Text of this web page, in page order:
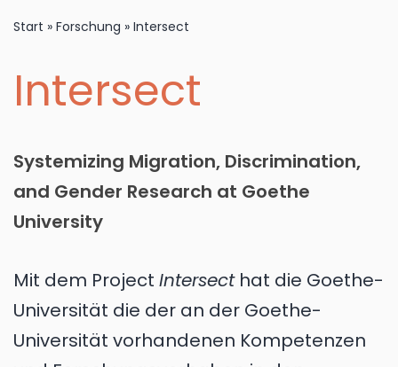
Start » Forschung » Intersect
Intersect
Systemizing Migration, Discrimination,
and Gender Research at Goethe
University
Mit dem Project Intersecthat die Goethe-
Universität die der an der Goethe-
Universität vorhandenen Kompetenzen